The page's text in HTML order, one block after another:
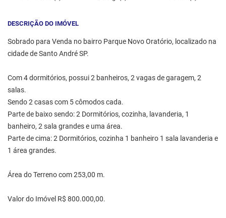
DESCRIÇÃO DO IMÓVEL
Sobrado para Venda no bairro Parque Novo Oratório, localizado na
cidade de Santo André SP.
Com 4 dormitórios, possui 2 banheiros, 2 vagas de garagem, 2
salas.
Sendo 2 casas com 5 cômodos cada.
Parte de baixo sendo: 2 Dormitórios, cozinha, lavanderia, 1
banheiro, 2 sala grandes e uma área.
Parte de cima: 2 Dormitórios, cozinha 1 banheiro 1 sala lavanderia e
1 área grandes.
Área do Terreno com 253,00 m.
Valor do Imóvel R$ 800.000,00.